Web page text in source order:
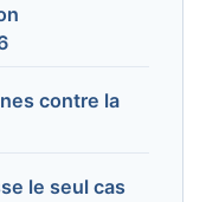
contre la
le seul cas